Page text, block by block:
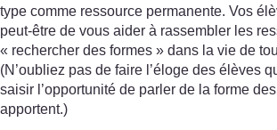
type comme ressource permanente. Vos
peut-être de vous aider à rassembler les
« rechercher des formes » dans la vie de
(N’oubliez pas de faire l’éloge des élèves
saisir l’opportunité de parler de la forme
apportent.)